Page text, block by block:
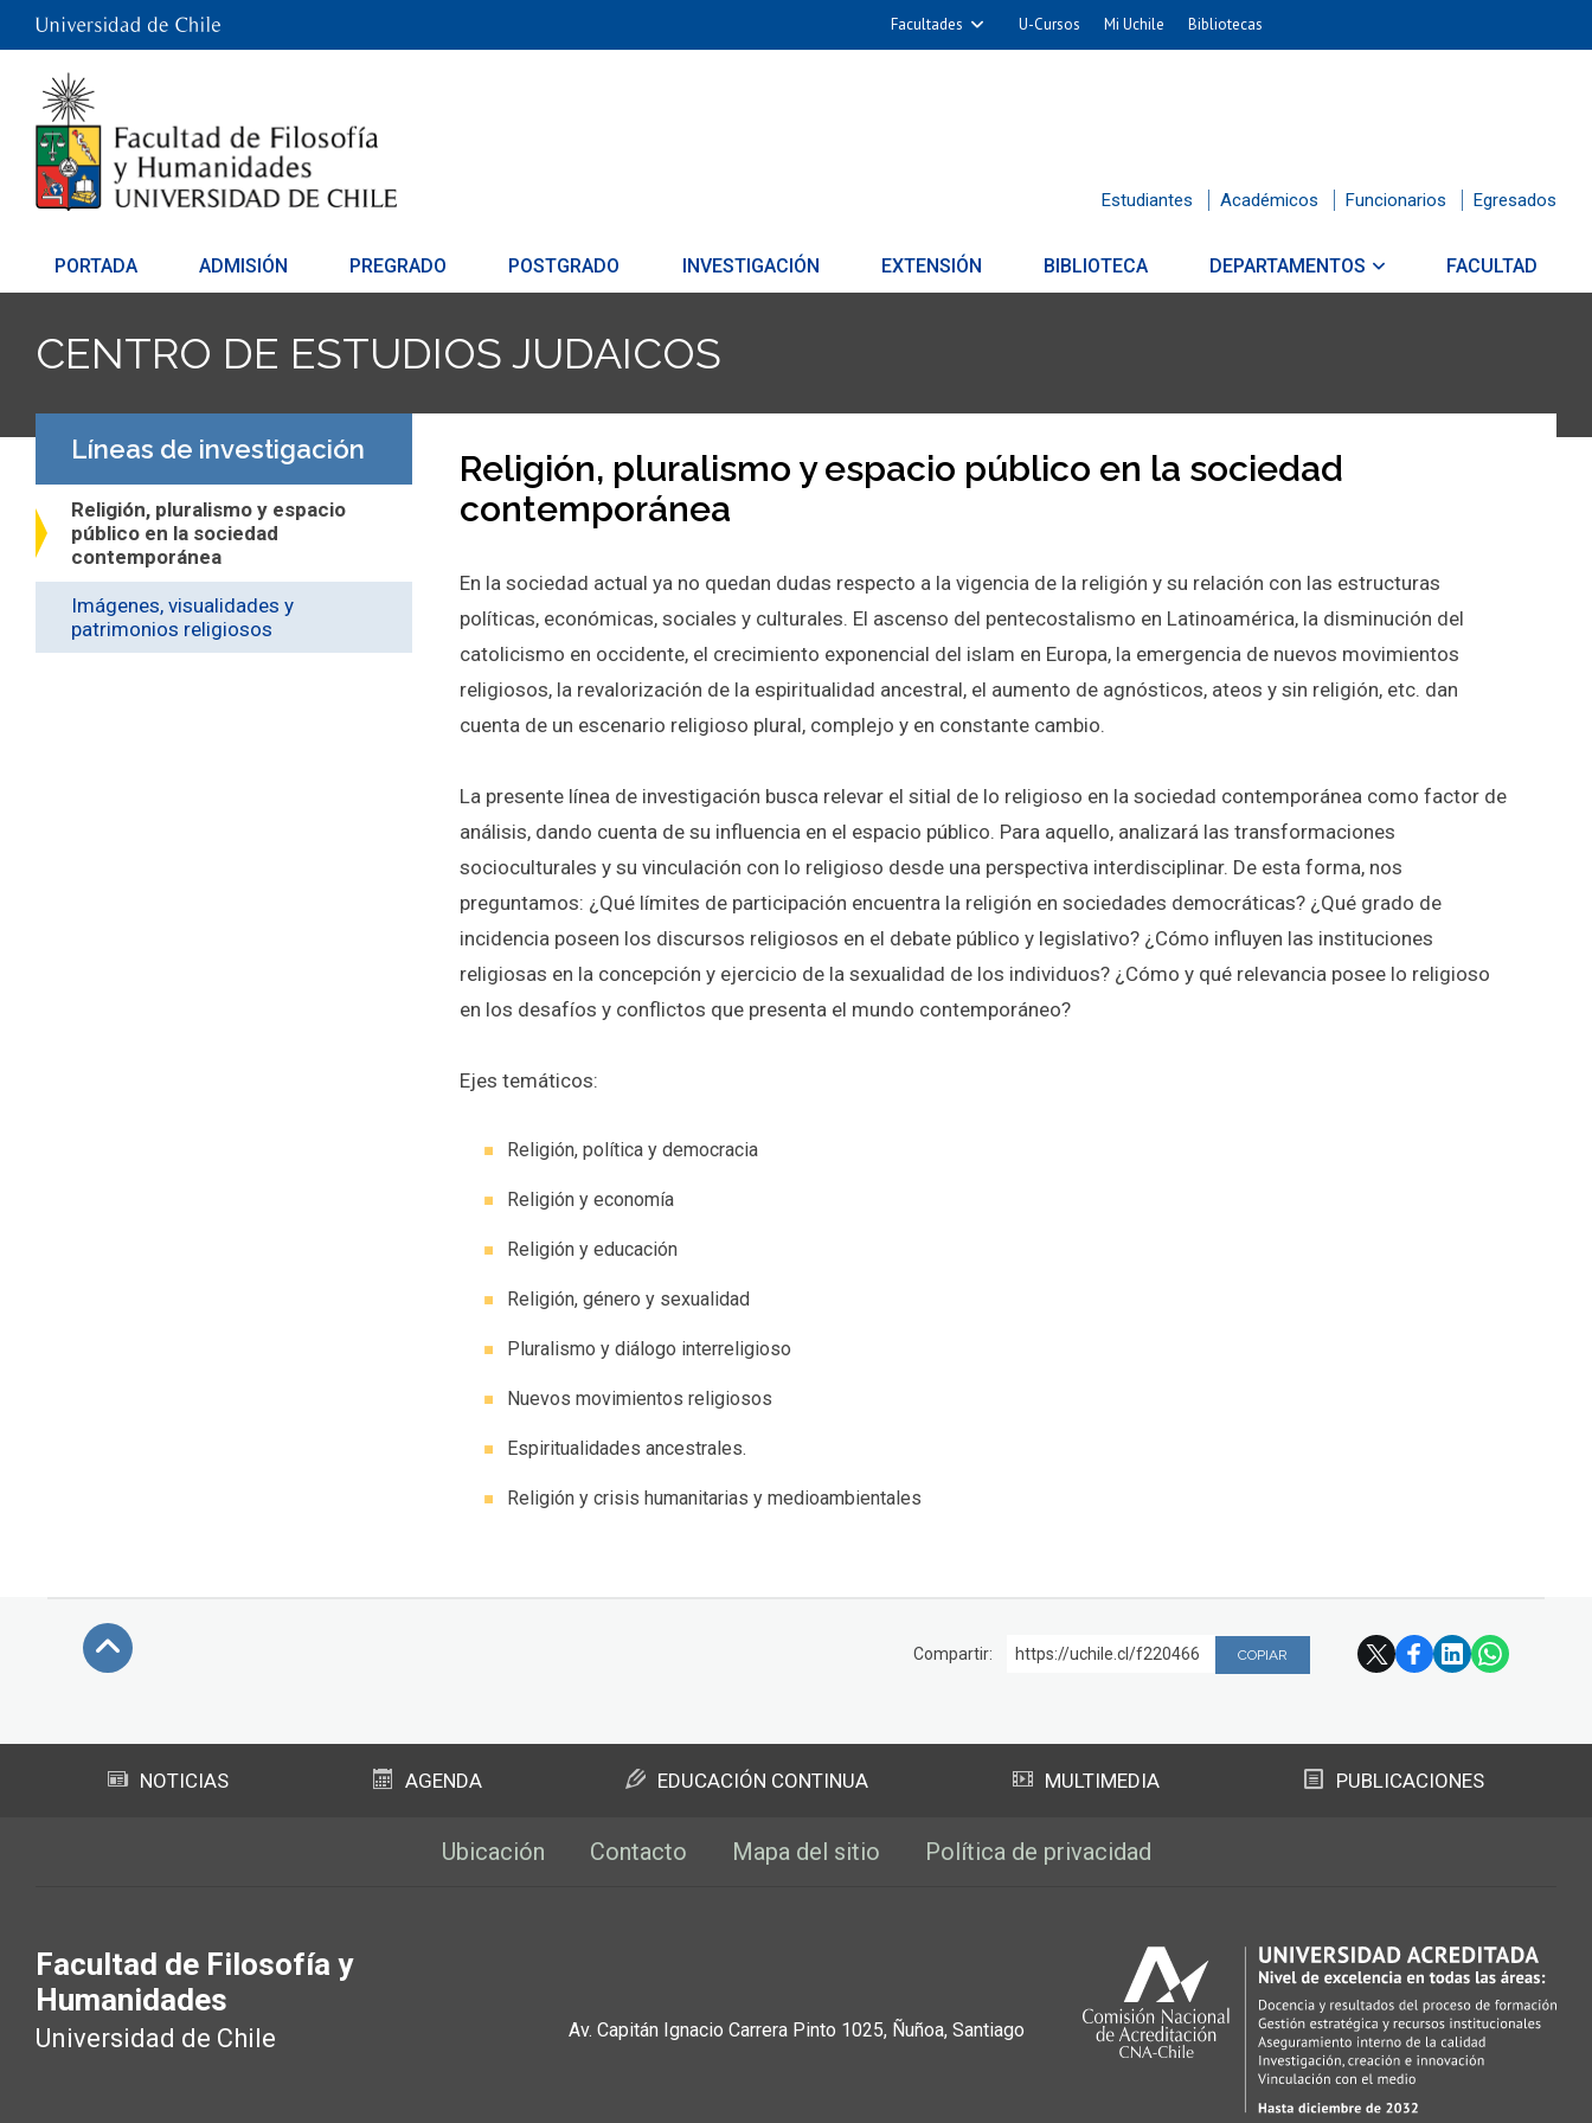
Facultades U-Cursos Mi Uchile Bibliotecas
Estudiantes Académicos Funcionarios Egresados
PORTADA ADMISIÓN PREGRADO POSTGRADO INVESTIGACIÓN EXTENSIÓN BIBLIOTECA DEPARTAMENTOS FACULTAD
CENTRO DE ESTUDIOS JUDAICOS
Líneas de investigación
Religión, pluralismo y espacio
público en la sociedad
contemporánea
Imágenes, visualidades y
patrimonios religiosos
Religión, pluralismo y espacio público en la sociedad
contemporánea
En la sociedad actual ya no quedan dudas respecto a la vigencia de la religión y su relación con las estructuras
políticas, económicas, sociales y culturales. El ascenso del pentecostalismo en Latinoamérica, la disminución del
catolicismo en occidente, el crecimiento exponencial del islam en Europa, la emergencia de nuevos movimientos
religiosos, la revalorización de la espiritualidad ancestral, el aumento de agnósticos, ateos y sin religión, etc. dan
cuenta de un escenario religioso plural, complejo y en constante cambio.
La presente línea de investigación busca relevar el sitial de lo religioso en la sociedad contemporánea como factor de
análisis, dando cuenta de su influencia en el espacio público. Para aquello, analizará las transformaciones
socioculturales y su vinculación con lo religioso desde una perspectiva interdisciplinar. De esta forma, nos
preguntamos: ¿Qué límites de participación encuentra la religión en sociedades democráticas? ¿Qué grado de
incidencia poseen los discursos religiosos en el debate público y legislativo? ¿Cómo influyen las instituciones
religiosas en la concepción y ejercicio de la sexualidad de los individuos? ¿Cómo y qué relevancia posee lo religioso
en los desafíos y conflictos que presenta el mundo contemporáneo?
Ejes temáticos:
Religión, política y democracia
Religión y economía
Religión y educación
Religión, género y sexualidad
Pluralismo y diálogo interreligioso
Nuevos movimientos religiosos
Espiritualidades ancestrales.
Religión y crisis humanitarias y medioambientales
Compartir: https://uchile.cl/f220466 COPIAR
NOTICIAS AGENDA EDUCACIÓN CONTINUA MULTIMEDIA PUBLICACIONES
Ubicación Contacto Mapa del sitio Política de privacidad
Facultad de Filosofía y
Humanidades
Universidad de Chile Av. Capitán Ignacio Carrera Pinto 1025, Ñuñoa, Santiago